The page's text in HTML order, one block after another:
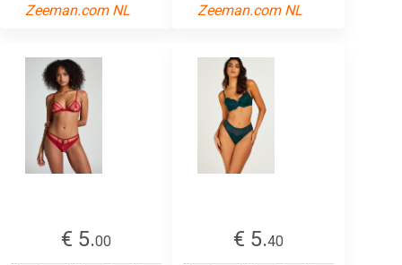
Zeeman.com NL Zeeman.com NL
€ 5.00
€ 5.40